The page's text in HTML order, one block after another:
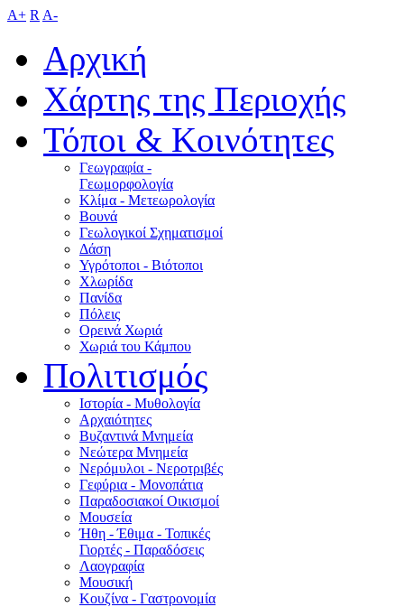
A+ R A-
Αρχική
Χάρτης της Περιοχής
Τόποι & Κοινότητες
Γεωγραφία -
Γεωμορφολογία
Κλίμα - Mετεωρολογία
Βουνά
Γεωλογικοί Σχηματισμοί
Δάση
Υγρότοποι - Βιότοποι
Χλωρίδα
Πανίδα
Πόλεις
Ορεινά Χωριά
Χωριά του Κάμπου
Πολιτισμός
Ιστορία - Μυθολογία
Αρχαιότητες
Βυζαντινά Μνημεία
Νεώτερα Μνημεία
Νερόμυλοι - Nεροτριβές
Γεφύρια - Μονοπάτια
Παραδοσιακοί Οικισμοί
Μουσεία
Ήθη - Έθιμα - Τοπικές
Γιορτές - Παραδόσεις
Λαογραφία
Μουσική
Κουζίνα - Γαστρονομία